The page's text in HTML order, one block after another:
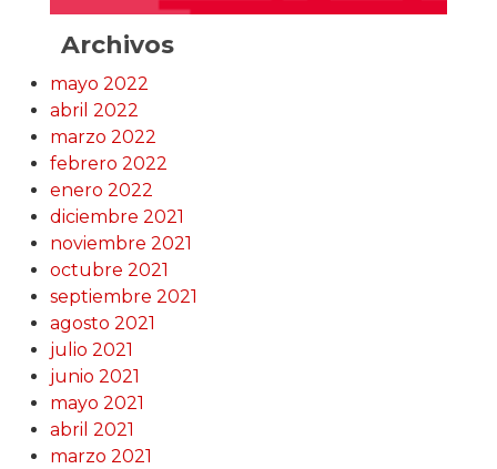
Archivos
mayo 2022
abril 2022
marzo 2022
febrero 2022
enero 2022
diciembre 2021
noviembre 2021
octubre 2021
septiembre 2021
agosto 2021
julio 2021
junio 2021
mayo 2021
abril 2021
marzo 2021